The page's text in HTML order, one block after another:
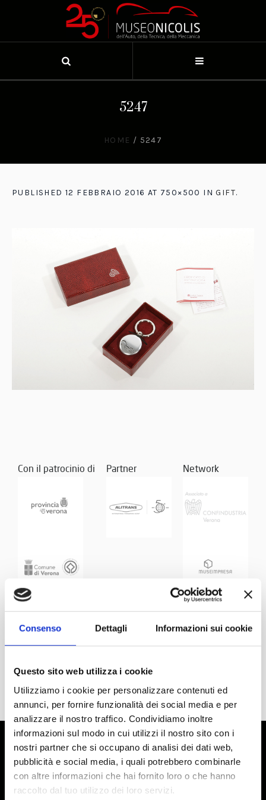
Consenso Dettagli Informazioni sui cookie
Questo sito web utilizza i cookie
Utilizziamo i cookie per personalizzare contenuti ed
annunci, per fornire funzionalità dei social media e per
analizzare il nostro traffico. Condividiamo inoltre
informazioni sul modo in cui utilizzi il nostro sito con i
nostri partner che si occupano di analisi dei dati web,
pubblicità e social media, i quali potrebbero combinarle
con altre informazioni che hai fornito loro o che hanno
raccolto dal tuo utilizzo dei loro servizi.
5247
HOME / 5247
PUBLISHED 12 FEBBRAIO 2016 AT 750×500 INGIFT.
Con il patrocinio di Partner Network